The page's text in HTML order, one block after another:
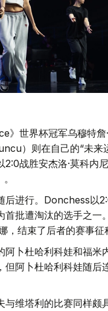
》世界杯冠军乌穆特詹
）则在自己的“未来
2:0战胜安杰洛·莫科内
后进行。Donchess以
首批遭淘汰的选手之一
，结束了后者的赛事征
阿卜杜哈利科娃和福米
但阿卜杜哈利科娃随后
与维塔利的比赛同样颇